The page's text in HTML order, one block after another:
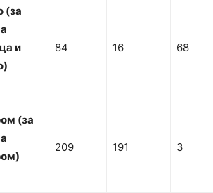
(за
а
и
84 16 68
(за
а
209 191 3